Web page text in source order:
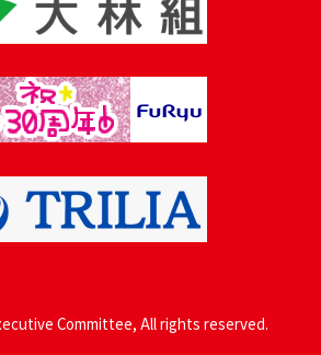
Committee, All rights reserved.